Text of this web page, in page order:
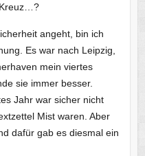
Kreuz…?
angeht, bin ich
Es war nach Leipzig,
mein viertes
sie immer besser.
Jahr war sicher nicht
Mist waren. Aber
dafür gab es diesmal ein